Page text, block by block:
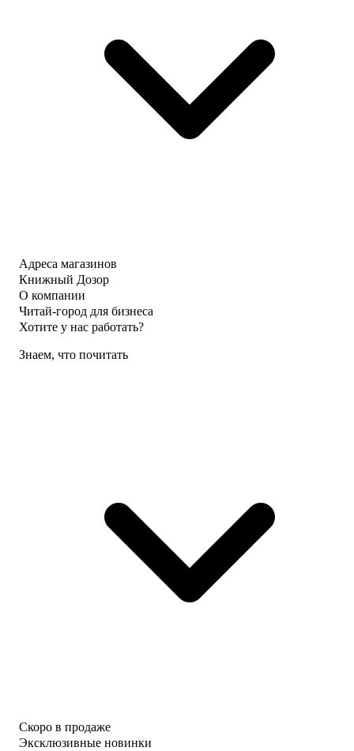
Адреса магазинов
Книжный Дозор
О компании
Читай-город для бизнеса
Хотите у нас работать?
Знаем, что почитать
Скоро в продаже
Эксклюзивные новинки